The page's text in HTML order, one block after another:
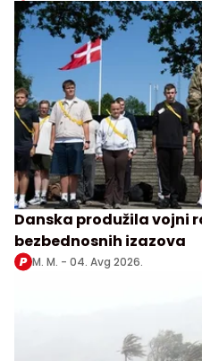
Danska produžila vojni
bezbednosnih izazova
M. M. - 04. Avg 2026.